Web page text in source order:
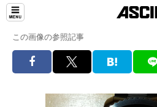
この画像の参照記事